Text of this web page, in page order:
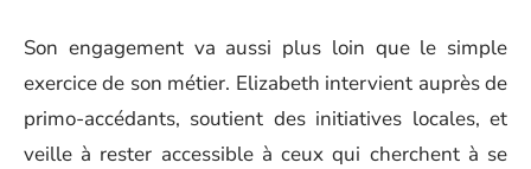
Son engagement va aussi plus loin que le simple
exercice de son métier. Elizabeth intervient auprès de
primo-accédants, soutient des initiatives locales, et
veille à rester accessible à ceux qui cherchent à se